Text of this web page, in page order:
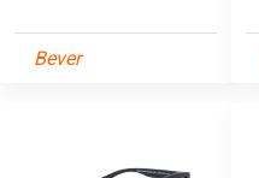
Bever